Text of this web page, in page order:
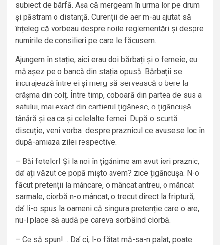
subiect de bârfă. Așa că mergeam în urma lor pe drum
și păstram o distanță. Curenții de aer m-au ajutat să
înțeleg că vorbeau despre noile reglementări și despre
numirile de consilieri pe care le făcusem.
Ajungem în stație, aici erau doi bărbați și o femeie, eu
mă așez pe o bancă din stația opusă. Bărbații se
încurajează între ei și merg să servească o bere la
crâșma din colț. Între timp, coboară din partea de sus a
satului, mai exact din cartierul țigănesc, o țigăncușă
tânără și ea ca și celelalte femei. După o scurtă
discuție, veni vorba despre praznicul ce avusese loc în
după-amiaza zilei respective.
– Băi fetelor! Și la noi în țigănime am avut ieri praznic,
da’ ați văzut ce popă mișto avem? zice țigăncușa. N-o
făcut pretenții la mâncare, o mâncat antreu, o mâncat
sarmale, ciorbă n-o mâncat, o trecut direct la friptură,
da’ li-o spus la oameni că singura pretenție care o are,
nu-i place să audă pe careva sorbăind ciorbă.
– Ce să spun!… Da’ ci, l-o fătat mă-sa-n palat, poate